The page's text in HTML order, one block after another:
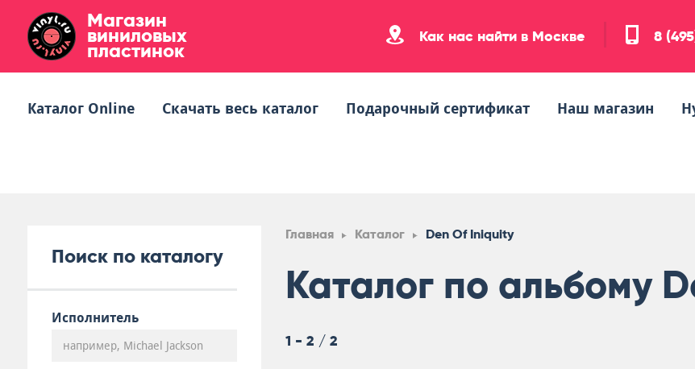
Магазин
виниловых
пластинок
Как нас найти в Москве 8
Каталог Online Скачать весь каталог Подарочный сертификат Наш магазин
Поиск по каталогу
Исполнитель
Главная Каталог Den Of Iniquity
Каталог по альбому
1 - 2 / 2